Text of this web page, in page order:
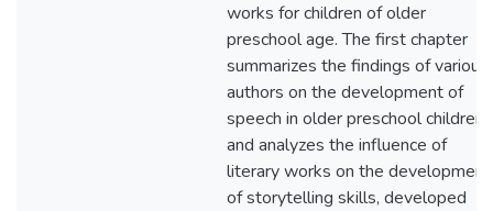
works for children of older
preschool age. The first chapter
summarizes the findings of various
authors on the development of
speech in older preschool children
and analyzes the influence of
literary works on the development
of storytelling skills, developed